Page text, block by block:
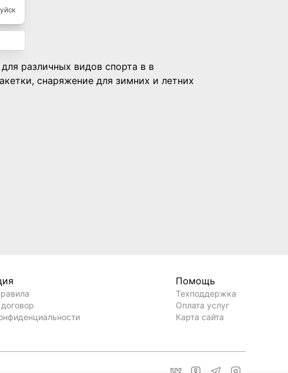
различных видов спорта в в
снаряжение для зимних и летних
Помощь
Техподдержка
Оплата услуг
Карта сайта